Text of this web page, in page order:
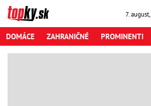
7. august,
DOMÁCE ZAHRANIČNÉ PROMINENTI